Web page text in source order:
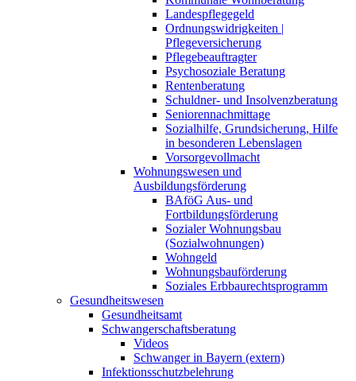
Landespflegegeld
Ordnungswidrigkeiten |
Pflegeversicherung
Pflegebeauftragter
Psychosoziale Beratung
Rentenberatung
Schuldner- und Insolvenzberatung
Seniorennachmittage
Sozialhilfe, Grundsicherung, Hilfe
in besonderen Lebenslagen
Vorsorgevollmacht
Wohnungswesen und
Ausbildungsförderung
BAföG Aus- und
Fortbildungsförderung
Sozialer Wohnungsbau
(Sozialwohnungen)
Wohngeld
Wohnungsbauförderung
Soziales Erbbaurechtsprogramm
Gesundheitswesen
Gesundheitsamt
Schwangerschaftsberatung
Videos
Schwanger in Bayern (extern)
Infektionsschutzbelehrung